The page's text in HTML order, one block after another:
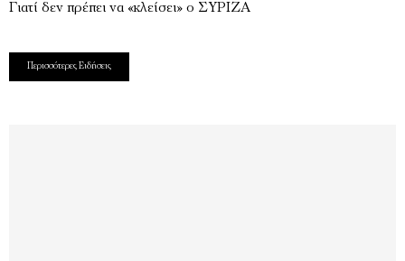
Γιατί δεν πρέπει να «κλείσει» ο ΣΥΡΙΖΑ
Περισσότερες Ειδήσεις